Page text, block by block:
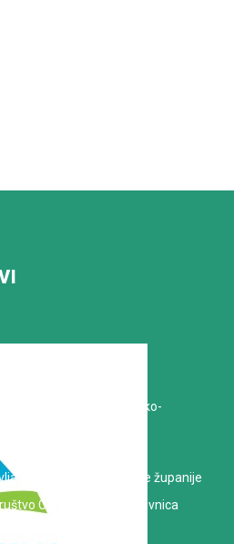
javno zdravstvo Koprivničko-
dr. Tomislav Bardek
Koprivničko-križevačke županije
Crvenog križa Koprivnica